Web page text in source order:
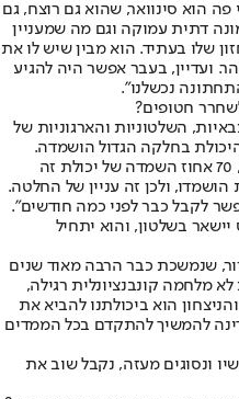
הוא סינוואר, שהוא גם רוצח, גם
דתית עמוקה וגם מה שמעניין
שלו בעתיד. הוא מבין שיש לו את
ועדיין, בעבר אפשר היה להגיע
נכשלנו".
חטופים?
השלטוניות והארגוניות של
בחלקה הגדול הושמדה.
בצה"ל, אם אני זוכר נכון את התיאוריה, 70 אחוז השמדה של יכולת זה
אחוז מהיכולת הושמדו, ולכן זה עניין של החלטה.
לקבל כבר לפני כמה חודשים".
בשלטון, והוא יתחיל
שנמשכת כבר הרבה מאוד שנים
מלחמה קונבנציונלית רגילה,
הוא ביכולתנו להביא את
להמשיך להתקדם בכל הממדים
ונסוגים מעזה, נקבל שוב את